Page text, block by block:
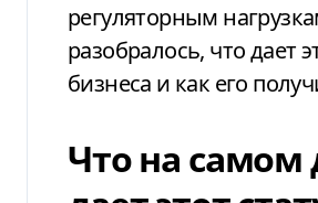
регуляторным
разобралось, что дает
бизнеса и как его
Что на самом